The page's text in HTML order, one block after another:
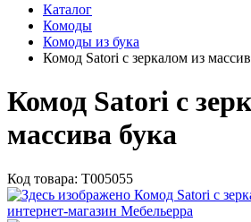
Каталог
Комоды
Комоды из бука
Комод Satori с зеркалом из
Комод Satori с
массива бука
Код товара: Т005055